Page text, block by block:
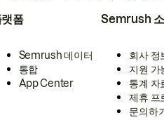
랫폼
Semrush 데이터
통합
App Center
Semrush
회사 정
지원 가
통계 자
제휴 프
문의하